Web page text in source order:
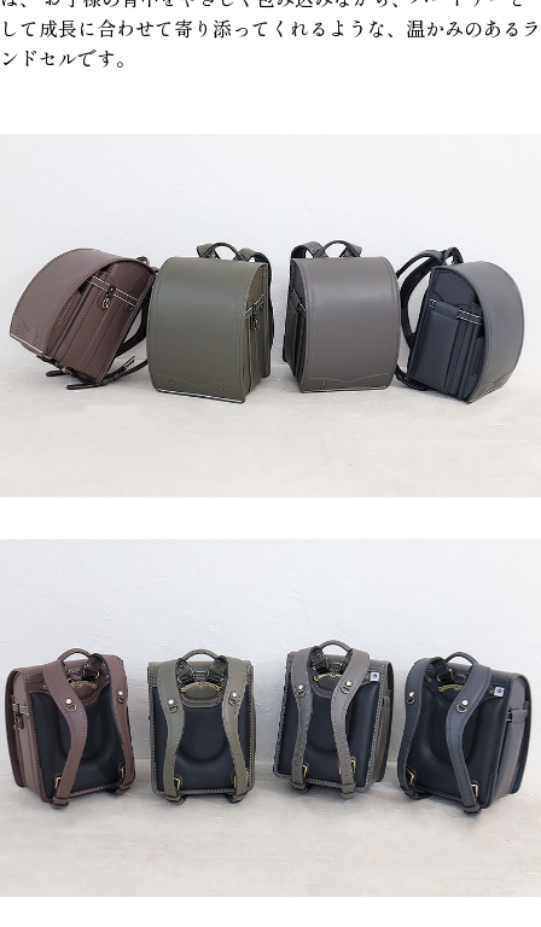
して成長に合わせて寄り添ってくれるような、温かみのあるラ
ンドセルです。